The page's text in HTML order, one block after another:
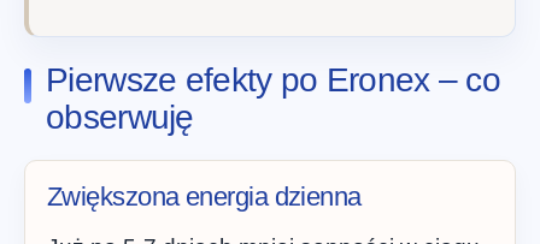
Pierwsze efekty po Eronex – co
obserwuję
Zwiększona energia dzienna